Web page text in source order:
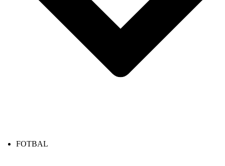
FOTBAL